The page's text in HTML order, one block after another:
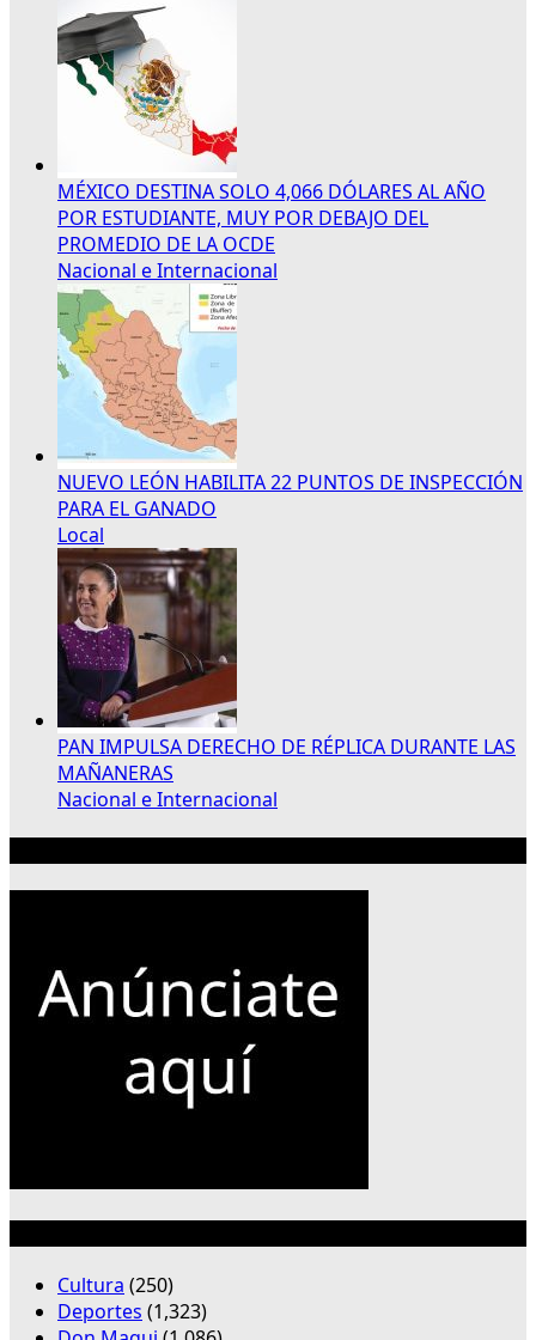
MÉXICO DESTINA SOLO 4,066 DÓLARES AL AÑO
POR ESTUDIANTE, MUY POR DEBAJO DEL
PROMEDIO DE LA OCDE
Nacional e Internacional
NUEVO LEÓN HABILITA 22 PUNTOS DE INSPECCIÓN
PARA EL GANADO
Local
PAN IMPULSA DERECHO DE RÉPLICA DURANTE LAS
MAÑANERAS
Nacional e Internacional
Cultura (250)
Deportes (1,323)